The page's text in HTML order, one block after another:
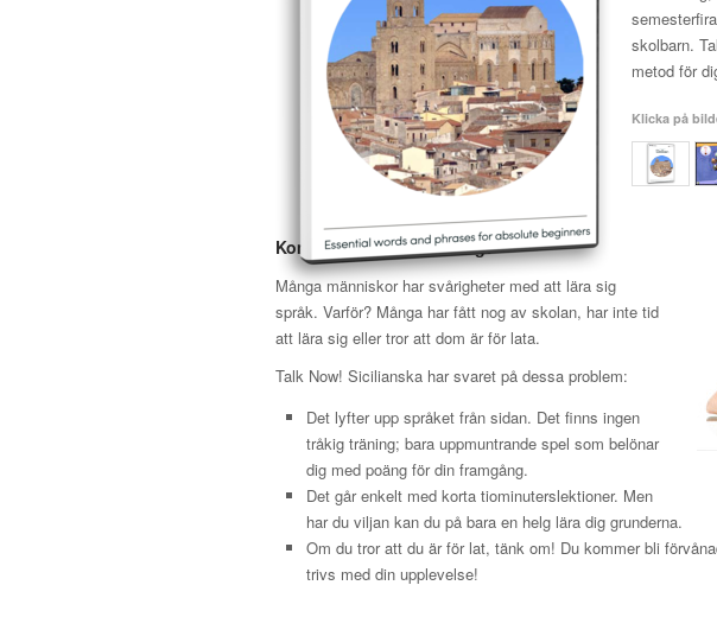
skolbarn.
metod för
Klicka på
Kommer det fungera för mig?
Många människor har svårigheter med att lära sig
språk. Varför? Många har fått nog av skolan, har inte tid
att lära sig eller tror att dom är för lata.
Talk Now! Sicilianska har svaret på dessa problem:
Det lyfter upp språket från sidan. Det finns ingen
tråkig träning; bara uppmuntrande spel som belönar
dig med poäng för din framgång.
Det går enkelt med korta tiominuterslektioner. Men
har du viljan kan du på bara en helg lära dig grunderna.
Om du tror att du är för lat, tänk om! Du kommer bli
trivs med din upplevelse!